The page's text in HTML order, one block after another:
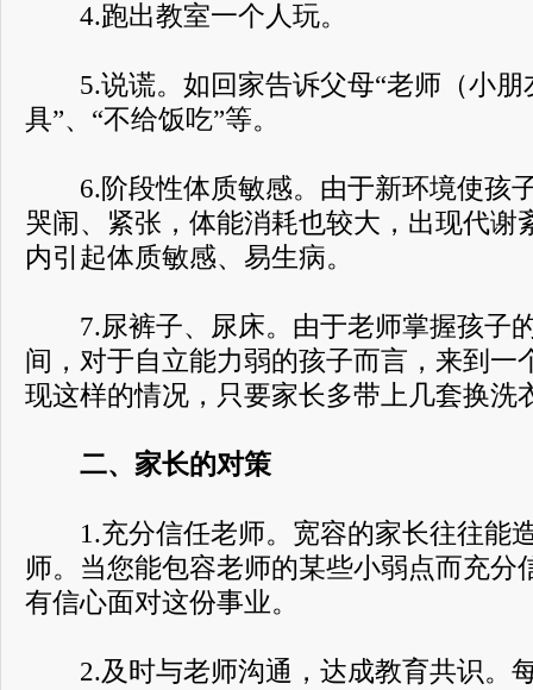
4.跑出教室一个人玩。
5.说谎。如回家告诉父母“老师（小朋
具”、“不给饭吃”等。
6.阶段性体质敏感。由于新环境使孩
哭闹、紧张，体能消耗也较大，出现代谢
内引起体质敏感、易生病。
7.尿裤子、尿床。由于老师掌握孩子
间，对于自立能力弱的孩子而言，来到一
现这样的情况，只要家长多带上几套换洗
二、家长的对策
1.充分信任老师。宽容的家长往往能
师。当您能包容老师的某些小弱点而充分
有信心面对这份事业。
2.及时与老师沟通，达成教育共识。